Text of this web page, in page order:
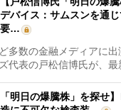
デバイス：サムスンを通
要…
多数の金融メディアに出
代表の戸松信博氏が、
「明日の爆騰株」を探せ